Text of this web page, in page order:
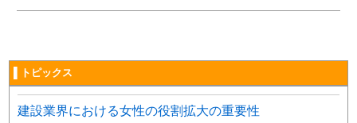
▌トピックス
建設業界における女性の役割拡大の重要性